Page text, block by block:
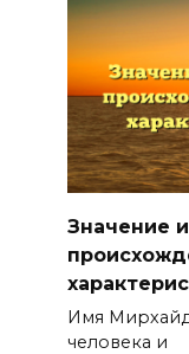
Значение
Имя
человека и